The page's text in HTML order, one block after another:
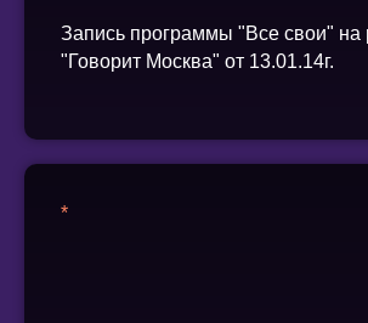
Запись программы "Все свои" на
"Говорит Москва" от 13.01.14г.
*